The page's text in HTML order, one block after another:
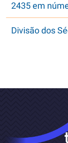
2435 em
Divisão dos